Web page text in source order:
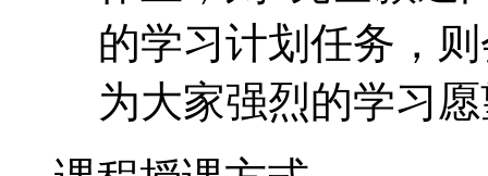
课程，使用“逆向收
收取0元，其中0元